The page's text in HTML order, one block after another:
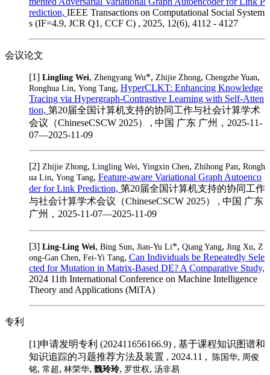
rediction, IEEE Transactions on Computational Social System
s (IF=4.9, JCR Q1, CCF C) , 2025, 12(6), 4112 - 4127
会议论文
[1] Lingling Wei, Zhengyang Wu*, Zhijie Zhong, Chengzhe Yuan,
Ronghua Lin, Yong Tang, HyperCLKT: Enhancing Knowledge
Tracing via Hypergraph-Contrastive Learning with Self-Atten
tion, 第20届全国计算机支持的协同工作与社会计算学术
会议（ChineseCSCW 2025） , 中国 广东 广州，2025-11-
07—2025-11-09
[2] Zhijie Zhong, Lingling Wei, Yingxin Chen, Zhihong Pan, Rongh
ua Lin, Yong Tang, Feature-aware Variational Graph Autoenco
der for Link Prediction, 第20届全国计算机支持的协同工作
与社会计算学术会议（ChineseCSCW 2025） , 中国 广东
广州，2025-11-07—2025-11-09
[3] Ling-Ling Wei, Bing Sun, Jian-Yu Li*, Qiang Yang, Jing Xu, Z
ong-Gan Chen, Fei-Yi Tang, Can Individuals be Repeatedly Sele
cted for Mutation in Matrix-Based DE? A Comparative Study,
2024 11th International Conference on Machine Intelligence
Theory and Applications (MiTA)
专利
[1]申请发明专利 (202411656166.9) , 基于课程知识图谱和
知识追踪的习题推荐方法及装置 , 2024.11 ,
陈国华, 周俊
铭, 常超, 林荣华, 魏玲玲, 罗世权, 汤非易